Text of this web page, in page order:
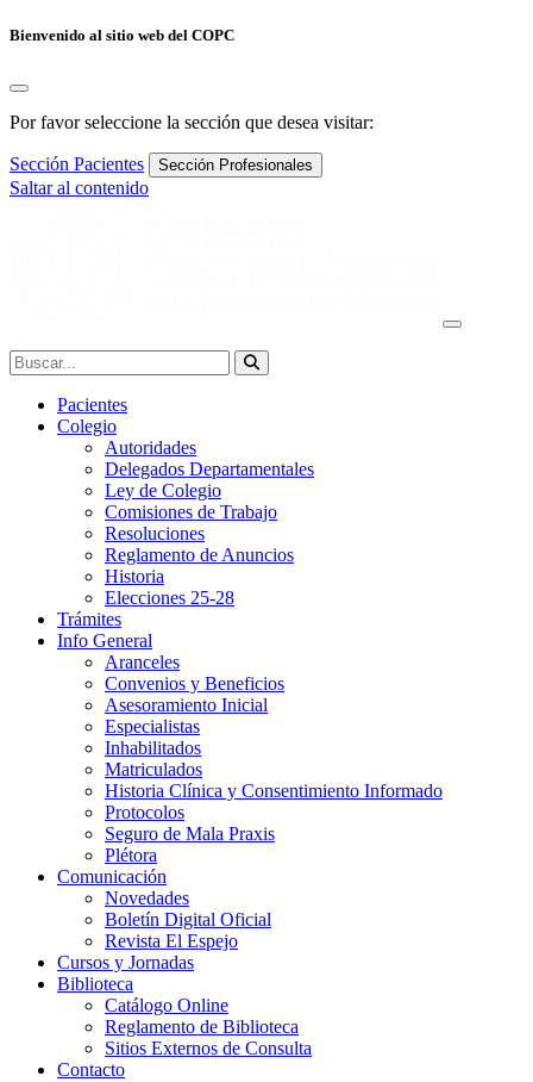
Bienvenido al sitio web del COPC
Por favor seleccione la sección que desea visitar:
Sección Pacientes Sección Profesionales
Saltar al contenido
Buscar:
Pacientes
Colegio
Autoridades
Delegados Departamentales
Ley de Colegio
Comisiones de Trabajo
Resoluciones
Reglamento de Anuncios
Historia
Elecciones 25-28
Trámites
Info General
Aranceles
Convenios y Beneficios
Asesoramiento Inicial
Especialistas
Inhabilitados
Matriculados
Historia Clínica y Consentimiento Informado
Protocolos
Seguro de Mala Praxis
Plétora
Comunicación
Novedades
Boletín Digital Oficial
Revista El Espejo
Cursos y Jornadas
Biblioteca
Catálogo Online
Reglamento de Biblioteca
Sitios Externos de Consulta
Contacto